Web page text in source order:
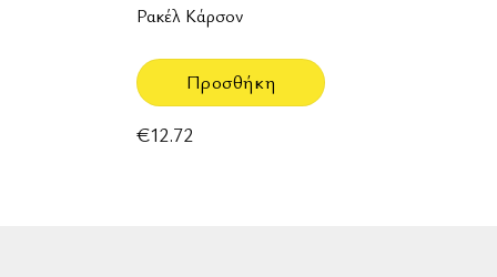
Ρακέλ Κάρσον
Προσθήκη
€12.72